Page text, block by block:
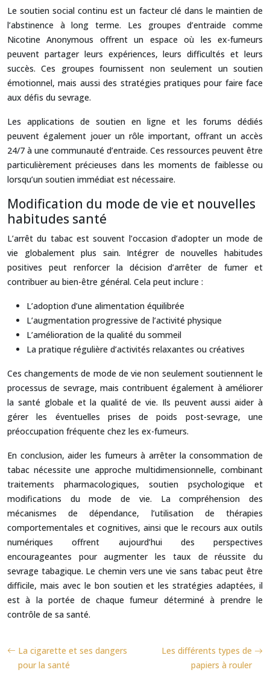
Le soutien social continu est un facteur clé dans le maintien de
l’abstinence à long terme. Les groupes d’entraide comme
Nicotine Anonymous offrent un espace où les ex-fumeurs
peuvent partager leurs expériences, leurs difficultés et leurs
succès. Ces groupes fournissent non seulement un soutien
émotionnel, mais aussi des stratégies pratiques pour faire face
aux défis du sevrage.
Les applications de soutien en ligne et les forums dédiés
peuvent également jouer un rôle important, offrant un accès
24/7 à une communauté d’entraide. Ces ressources peuvent être
particulièrement précieuses dans les moments de faiblesse ou
lorsqu’un soutien immédiat est nécessaire.
Modification du mode de vie et nouvelles
habitudes santé
L’arrêt du tabac est souvent l’occasion d’adopter un mode de
vie globalement plus sain. Intégrer de nouvelles habitudes
positives peut renforcer la décision d’arrêter de fumer et
contribuer au bien-être général. Cela peut inclure :
L’adoption d’une alimentation équilibrée
L’augmentation progressive de l’activité physique
L’amélioration de la qualité du sommeil
La pratique régulière d’activités relaxantes ou créatives
Ces changements de mode de vie non seulement soutiennent le
processus de sevrage, mais contribuent également à améliorer
la santé globale et la qualité de vie. Ils peuvent aussi aider à
gérer les éventuelles prises de poids post-sevrage, une
préoccupation fréquente chez les ex-fumeurs.
En conclusion, aider les fumeurs à arrêter la consommation de
tabac nécessite une approche multidimensionnelle, combinant
traitements pharmacologiques, soutien psychologique et
modifications du mode de vie. La compréhension des
mécanismes de dépendance, l’utilisation de thérapies
comportementales et cognitives, ainsi que le recours aux outils
numériques offrent aujourd’hui des perspectives
encourageantes pour augmenter les taux de réussite du
sevrage tabagique. Le chemin vers une vie sans tabac peut être
difficile, mais avec le bon soutien et les stratégies adaptées, il
est à la portée de chaque fumeur déterminé à prendre le
contrôle de sa santé.
La cigarette et ses dangers
pour la santé
Les différents types de
papiers à rouler